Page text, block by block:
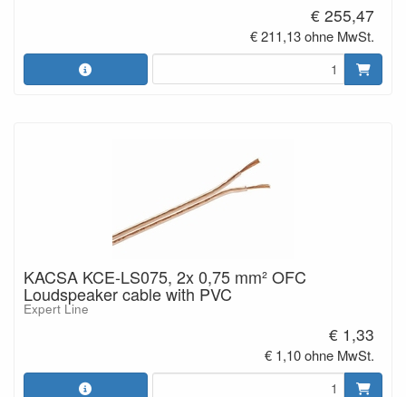
€ 255,47
€ 211,13 ohne MwSt.
KACSA KCE-LS075, 2x 0,75 mm² OFC
Loudspeaker cable with PVC
Expert Line
€ 1,33
€ 1,10 ohne MwSt.